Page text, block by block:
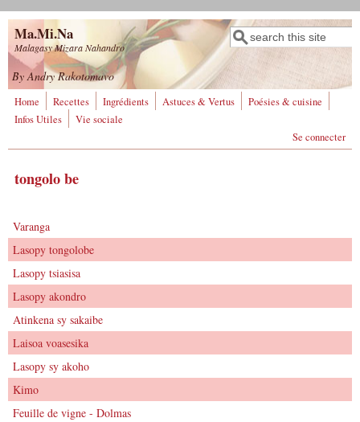
Aller au contenu principal
Ma.Mi.Na
Malagasy Mizara Nahandro
Formulaire de
recherche
Rechercher
By Andry Rakotomavo
Home Recettes Ingrédients Astuces & Vertus
Poésies & cuisine
Infos Utiles
Vie sociale
Se connecter
tongolo be
Varanga
Lasopy tongolobe
Lasopy tsiasisa
Lasopy akondro
Atinkena sy sakaibe
Laisoa voasesika
Lasopy sy akoho
Kimo
Feuille de vigne - Dolmas